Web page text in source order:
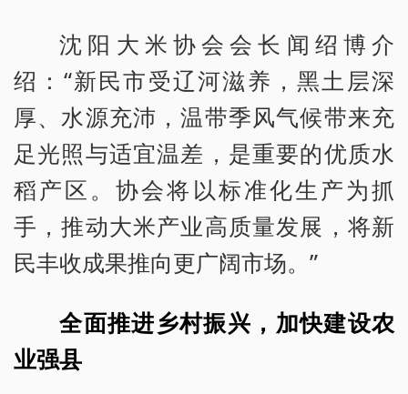
沈阳大米协会会长闻绍博介
绍：“新民市受辽河滋养，黑土层深
厚、水源充沛，温带季风气候带来充
足光照与适宜温差，是重要的优质水
稻产区。协会将以标准化生产为抓
手，推动大米产业高质量发展，将新
民丰收成果推向更广阔市场。”
全面推进乡村振兴，加快建设农
业强县